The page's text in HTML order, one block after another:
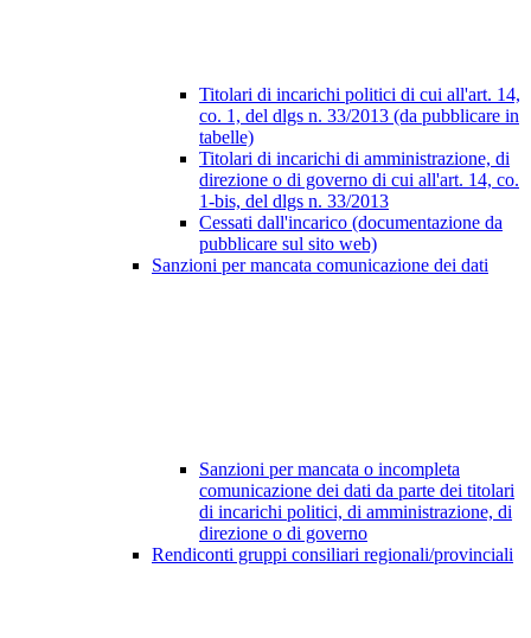
Titolari di incarichi politici di cui all'art. 14,
co. 1, del dlgs n. 33/2013 (da pubblicare in
tabelle)
Titolari di incarichi di amministrazione, di
direzione o di governo di cui all'art. 14, co.
1-bis, del dlgs n. 33/2013
Cessati dall'incarico (documentazione da
pubblicare sul sito web)
Sanzioni per mancata comunicazione dei dati
Sanzioni per mancata o incompleta
comunicazione dei dati da parte dei titolari
di incarichi politici, di amministrazione, di
direzione o di governo
Rendiconti gruppi consiliari regionali/provinciali